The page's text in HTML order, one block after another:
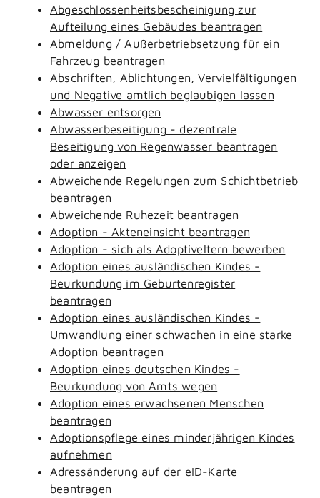
Abgeschlossenheitsbescheinigung zur
Aufteilung eines Gebäudes beantragen
Abmeldung / Außerbetriebsetzung für ein
Fahrzeug beantragen
Abschriften, Ablichtungen, Vervielfältigungen
und Negative amtlich beglaubigen lassen
Abwasser entsorgen
Abwasserbeseitigung - dezentrale
Beseitigung von Regenwasser beantragen
oder anzeigen
Abweichende Regelungen zum Schichtbetrieb
beantragen
Abweichende Ruhezeit beantragen
Adoption - Akteneinsicht beantragen
Adoption - sich als Adoptiveltern bewerben
Adoption eines ausländischen Kindes -
Beurkundung im Geburtenregister
beantragen
Adoption eines ausländischen Kindes -
Umwandlung einer schwachen in eine starke
Adoption beantragen
Adoption eines deutschen Kindes -
Beurkundung von Amts wegen
Adoption eines erwachsenen Menschen
beantragen
Adoptionspflege eines minderjährigen Kindes
aufnehmen
Adressänderung auf der eID-Karte
beantragen